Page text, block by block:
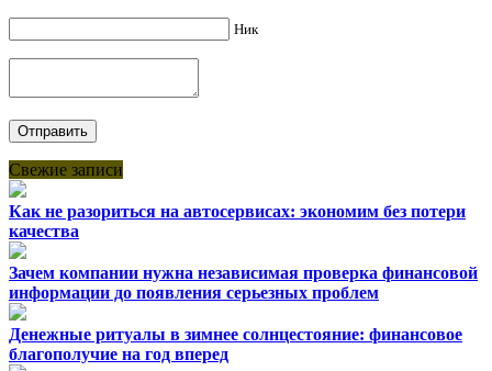
Ник
Свежие записи
Как не разориться на автосервисах: экономим без потери
качества
Зачем компании нужна независимая проверка финансовой
информации до появления серьезных проблем
Денежные ритуалы в зимнее солнцестояние: финансовое
благополучие на год вперед